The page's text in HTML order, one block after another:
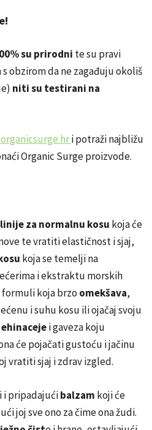
00% su prirodni te su pravi
obzirom da ne zagađuju okoliš
niti su testirani na
i potraži najbližu
Organic Surge proizvode.
za normalnu kosu koja će
te vratiti elastičnost i sjaj,
koja se temelji na
i ekstraktu morskih
koja brzo omekšava,
i suhu kosu ili ojačaj svoju
ehinacejei gaveza koju
će pojačati gustoću i jačinu
vratiti sjaj i zdrav izgled.
i pripadajućibalzam koji će
joj sve ono za čime ona žudi.